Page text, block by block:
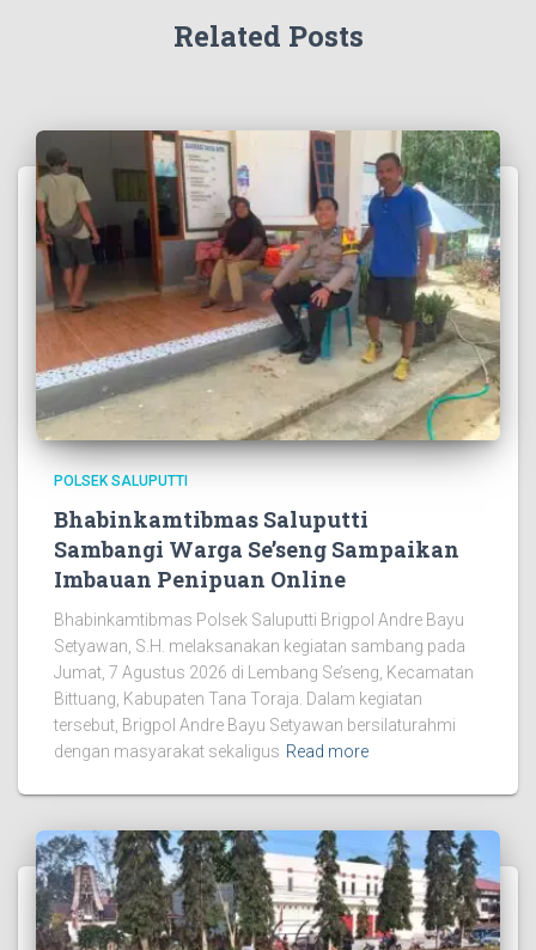
Related Posts
POLSEK SALUPUTTI
Bhabinkamtibmas Saluputti
Sambangi Warga Se’seng Sampaikan
Imbauan Penipuan Online
Bhabinkamtibmas Polsek Saluputti Brigpol Andre Bayu
Setyawan, S.H. melaksanakan kegiatan sambang pada
Jumat, 7 Agustus 2026 di Lembang Se’seng, Kecamatan
Bittuang, Kabupaten Tana Toraja. Dalam kegiatan
tersebut, Brigpol Andre Bayu Setyawan bersilaturahmi
dengan masyarakat sekaligus Read more